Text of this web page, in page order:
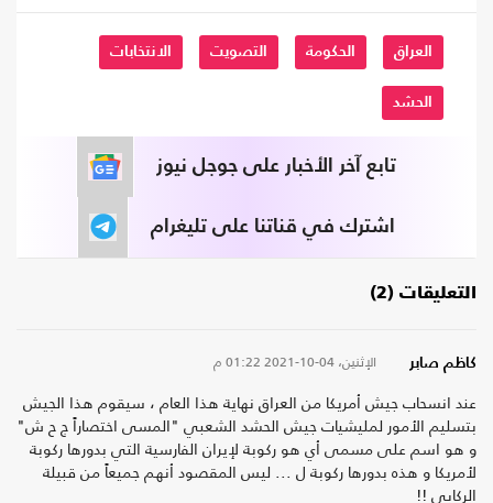
العراق الحكومة التصويت الانتخابات
الحشد
تابع آخر الأخبار على جوجل نيوز
اشترك في قناتنا على تليغرام
التعليقات (2)
كاظم صابر الإثنين، 04-10-2021 01:22 م
عند انسحاب جيش أمريكا من العراق نهاية هذا العام ، سيقوم هذا الجيش
بتسليم الأمور لمليشيات جيش الحشد الشعبي "المسى اختصاراً ج ح ش"
و هو اسم على مسمى أي هو ركوبة لإيران الفارسية التي بدورها ركوبة
لأمريكا و هذه بدورها ركوبة ل ... ليس المقصود أنهم جميعاً من قبيلة
الركابي !!